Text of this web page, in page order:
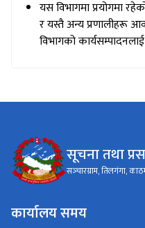
यस विभागमा प्रयोगमा
र यस्तै अन्य प्रणालीहरू
विभागको
सूचना तथा
सञ्‍चारग्राम, तिलगंगा,
कार्यालय समय